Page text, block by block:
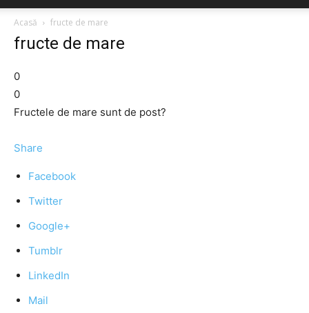
Acasă
fructe de mare
fructe de mare
0
0
Fructele de mare sunt de post?
Share
Facebook
Twitter
Google+
Tumblr
LinkedIn
Mail